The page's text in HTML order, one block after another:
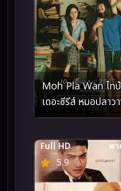
Moh Pla Wan ไท
เดอะซีรีส์ หมอปลาว
(2022)
5.9
Full HD พา